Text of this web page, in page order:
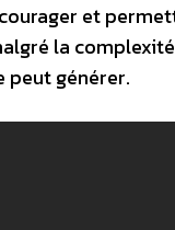
et
la
peut générer.